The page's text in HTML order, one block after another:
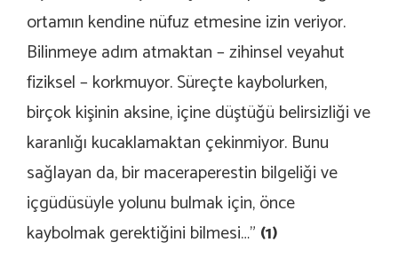
ortamın kendine nüfuz etmesine izin veriyor.
Bilinmeye adım atmaktan – zihinsel veyahut
fiziksel – korkmuyor. Süreçte kaybolurken,
birçok kişinin aksine, içine düştüğü belirsizliği ve
karanlığı kucaklamaktan çekinmiyor. Bunu
sağlayan da, bir maceraperestin bilgeliği ve
içgüdüsüyle yolunu bulmak için, önce
kaybolmak gerektiğini bilmesi…” (1)